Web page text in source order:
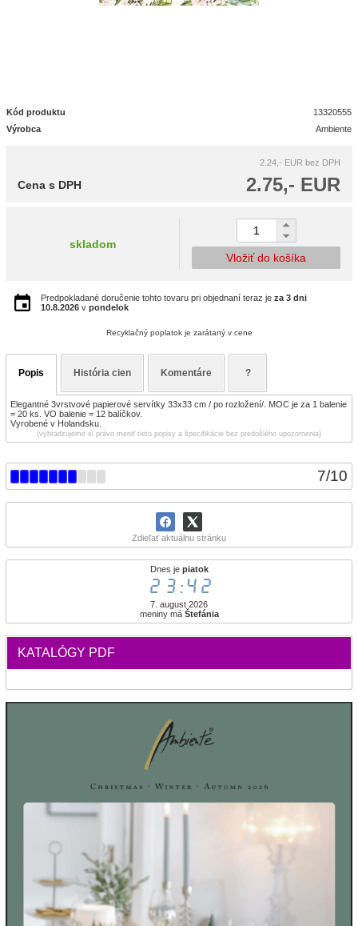
7/10
Zdieľať aktuálnu stránku
Dnes je piatok
23:42
7. august 2026
meniny má Štefánia
KATALÓGY PDF
Kód produktu
13320555
Výrobca
Ambiente
2.24,- EUR bez DPH
2.75,- EUR
Cena s DPH
skladom
Vložiť do košíka
Predpokladané doručenie tohto tovaru pri objednaní teraz je za 3 dni
10.8.2026 v pondelok
Recyklačný poplatok je zarátaný v cene
Popis História cien Komentáre ?
Elegantné 3vrstvové papierové servítky 33x33 cm / po rozložení/. MOC je za 1 balenie
= 20 ks. VO balenie = 12 balíčkov.
Vyrobené v Holandsku.
(vyhradzujeme si právo meniť tieto popisy a špecifikácie bez predošlého upozornenia)